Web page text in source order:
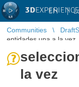
3D EN |
Communities
entidades una a la vez
la vez